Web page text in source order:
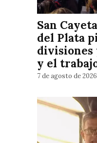
San
del Plata
divisiones
y el
7 de agosto de 2026